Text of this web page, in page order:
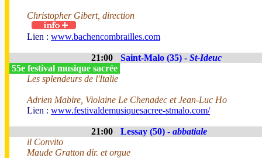
Christopher Gibert, direction
Lien : www.bachencombrailles.com
21:00 Saint-Malo (35) - St-Ideuc
55e festival musique sacrée
Les splendeurs de l'Italie
Adrien Mabire, Violaine Le Chenadec et Jean-Luc Ho
Lien : www.festivaldemusiquesacree-stmalo.com/
21:00 Lessay (50) - abbatiale
il Convito
Maude Gratton dir. et orgue